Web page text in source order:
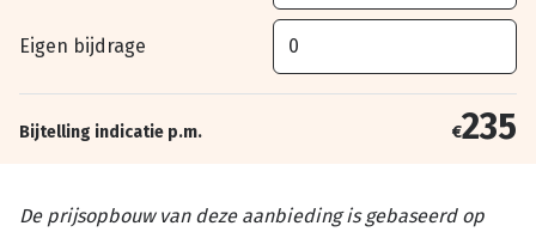
Eigen bijdrage
Bijtelling indicatie p.m. €235
De prijsopbouw van deze aanbieding is gebaseerd op